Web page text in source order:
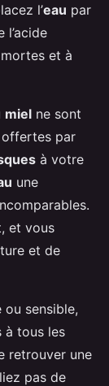
l’eau par
et à
miel ne sont
offertes par
à votre
une
et vous
et de
ou sensible,
à tous les
retrouver une
pas de